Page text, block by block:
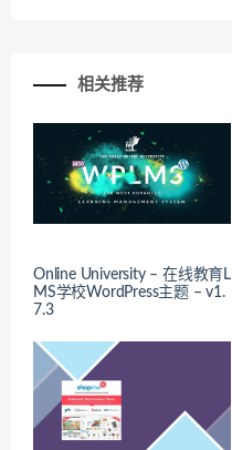
相关推荐
Online University – 在线教育L
MS学校WordPress主题 – v1.
7.3